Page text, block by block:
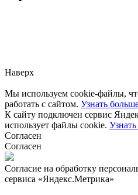
Наверх
Мы используем cookie-файлы,
работать с сайтом. Узнать
К сайту подключен сервис
использует файлы cookie.
Согласен
Согласен
Согласие на обработку
сервиса «Яндекс.Метрика»